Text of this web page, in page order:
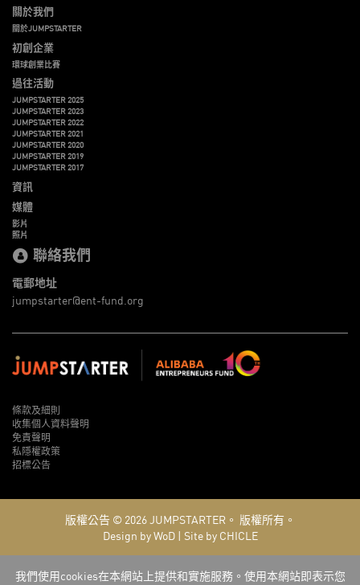
關於我們
關於JUMPSTARTER
初創企業
環球創業比賽
過往活動
JUMPSTARTER 2025
JUMPSTARTER 2023
JUMPSTARTER 2022
JUMPSTARTER 2021
JUMPSTARTER 2020
JUMPSTARTER 2019
JUMPSTARTER 2017
資訊
媒體
影片
照片
聯絡我們
電郵地址
jumpstarter@ent-fund.org
條款及細則
收集個人資料聲明
免責聲明
私隱權政策
招標公告
版權公告 © 2026JUMPSTARTER。 版權所有。
Design by WoD| Site by CHICLE
我們使用cookies在本網站上提供和實施服務。使用本網站即表示您